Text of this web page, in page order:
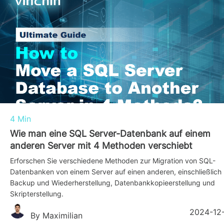
4 Min
Wie man eine SQL Server-Datenbank auf einem
anderen Server mit 4 Methoden verschiebt
Erforschen Sie verschiedene Methoden zur Migration von SQL-
Datenbanken von einem Server auf einen anderen, einschließlich
Backup und Wiederherstellung, Datenbankkopieerstellung und
Skripterstellung.
By Maximilian 2024-